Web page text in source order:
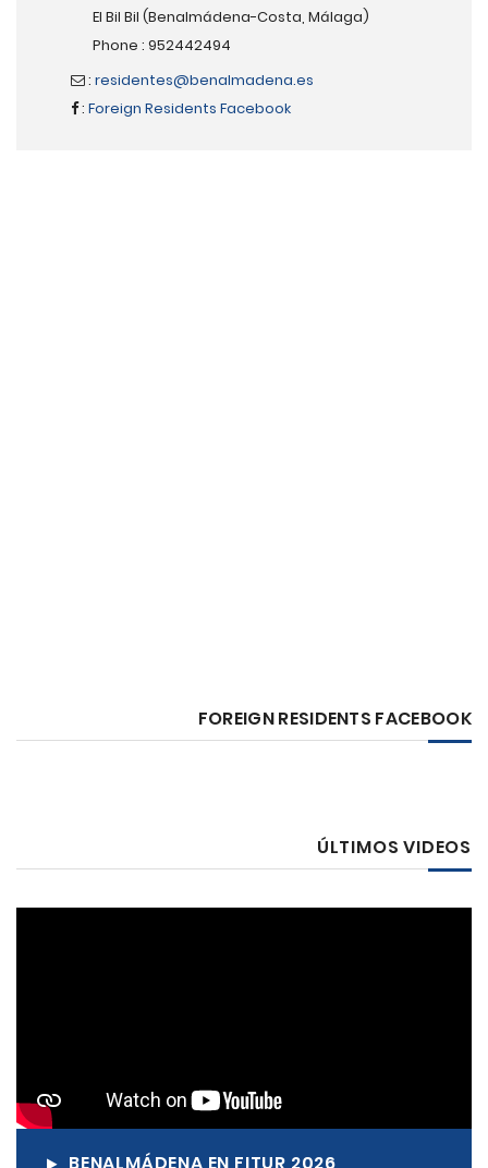
El Bil Bil (Benalmádena-Costa, Málaga)
Phone : 952442494
: residentes@benalmadena.es
: Foreign Residents Facebook
FOREIGN RESIDENTS FACEBOOK
ÚLTIMOS VIDEOS